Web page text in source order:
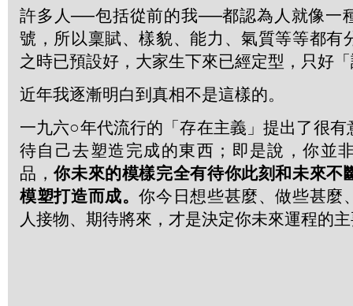
許多人──包括從前的我──都認為人就像一
號，所以稟賦、樣貌、能力、氣質等等都有
之時已預設好，大家生下來已經定型，只好
近年我逐漸明白到真相不是這樣的。
一九六○年代流行的「存在主義」提出了很有
待自己去塑造完成的東西；即是說，你並
品，你未來的模樣完全有待你此刻和未來不
模塑打造而成。你今日想些甚麼、做些甚麼
人接物、期待將來，才是決定你未來運程的